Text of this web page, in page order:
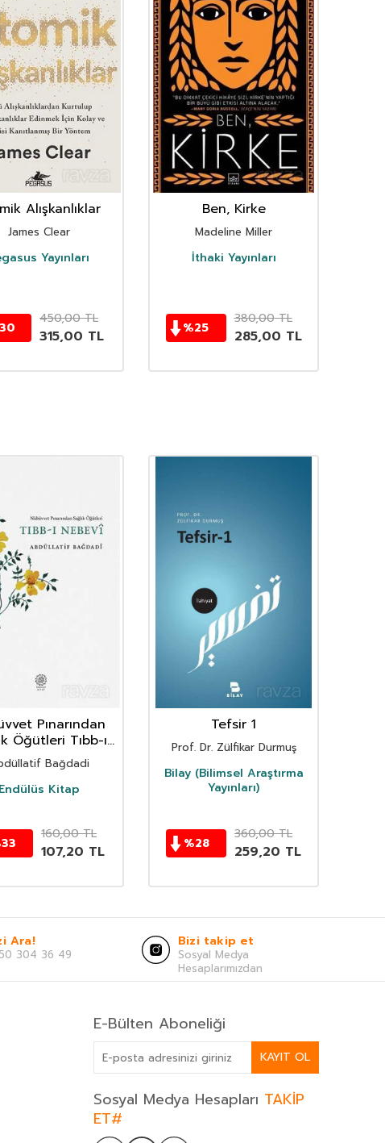
Alışkanlıklar
James Clear
Yayınları
30
450,00TL
315,00 TL
Ben, Kirke
Madeline Miller
İthaki Yayınları
%25
380,00TL
285,00 TL
Pınarından
Öğütleri Tıbb-ı
NebeviBağdadi
Endülüs Kitap
33
160,00TL
107,20 TL
Tefsir 1
Prof. Dr. Zülfikar Durmuş
Bilay (Bilimsel Araştırma
Yayınları)
%28
360,00TL
259,20 TL
Ara!
304 36 49
Bizi takip et
Sosyal Medya
Hesaplarımızdan
E-Bülten Aboneliği
KAYIT OL
Sosyal Medya Hesapları TAKİP
ET#